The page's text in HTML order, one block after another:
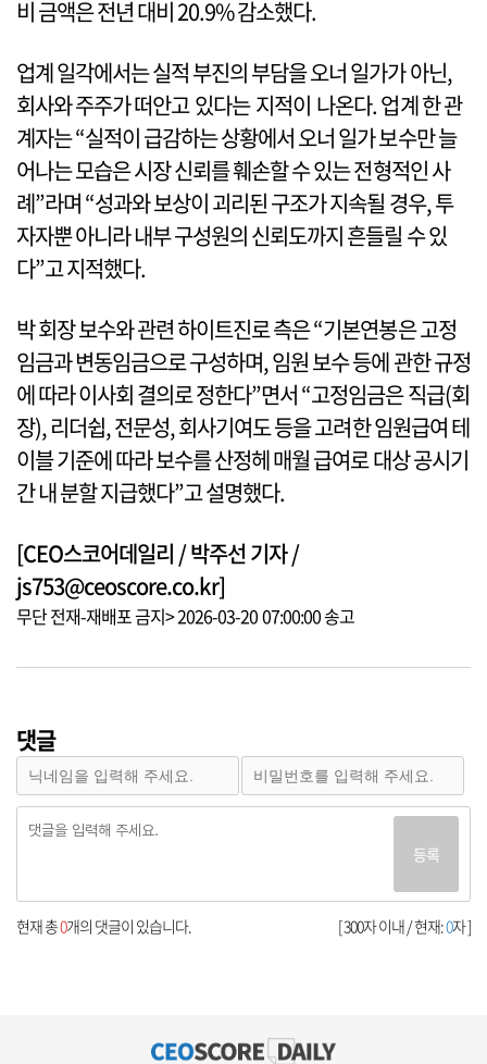
비 금액은 전년 대비 20.9% 감소했다.
업계 일각에서는 실적 부진의 부담을 오너 일가가 아닌,
회사와 주주가 떠안고 있다는 지적이 나온다. 업계 한 관
계자는 “실적이 급감하는 상황에서 오너 일가 보수만 늘
어나는 모습은 시장 신뢰를 훼손할 수 있는 전형적인 사
례”라며 “성과와 보상이 괴리된 구조가 지속될 경우, 투
자자뿐 아니라 내부 구성원의 신뢰도까지 흔들릴 수 있
다”고 지적했다.
박 회장 보수와 관련 하이트진로 측은 “기본연봉은 고정
임금과 변동임금으로 구성하며, 임원 보수 등에 관한 규정
에 따라 이사회 결의로 정한다”면서 “고정임금은 직급(회
장), 리더쉽, 전문성, 회사기여도 등을 고려한 임원급여 테
이블 기준에 따라 보수를 산정헤 매월 급여로 대상 공시기
간 내 분할 지급했다”고 설명했다.
[CEO스코어데일리 / 박주선 기자 /
js753@ceoscore.co.kr]
무단 전재-재배포 금지> 2026-03-20 07:00:00 송고
댓글
등록
[ 300자 이내 / 현재:0자 ]
현재 총0개의 댓글이 있습니다.